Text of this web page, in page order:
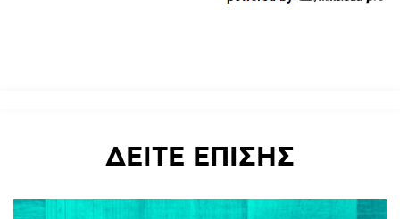
ΔΕΙΤΕ ΕΠΙΣΗΣ